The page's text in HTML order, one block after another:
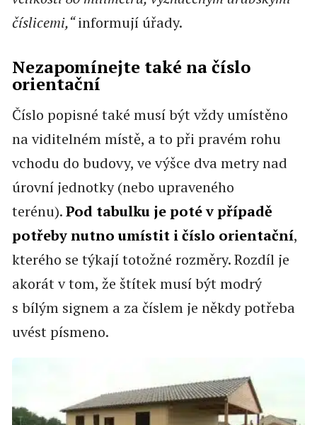
číslicemi,“informují úřady.
Nezapomínejte také na číslo
orientační
Číslo popisné také musí být vždy umístěno
na viditelném místě, a to při pravém rohu
vchodu do budovy, ve výšce dva metry nad
úrovní jednotky (nebo upraveného
terénu).Pod tabulku je poté v případě
potřeby nutno umístit i číslo orientační,
kterého se týkají totožné rozměry. Rozdíl je
akorát v tom, že štítek musí být modrý
s bílým signem a za číslem je někdy potřeba
uvést písmeno.